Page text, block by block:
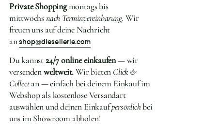
Private Shoppingmontags bis
mittwochsnach Terminvereinbarung. Wir
freuen uns auf deine Nachricht
anshop@diesellerie.com
Du kannst24/7 online einkaufen— wir
versendenweltweit.Wir bieten Click &
Collectan — einfach bei deinem Einkauf im
Webshop als kostenlose Versandart
auswählen und deinen Einkaufpersönlichbei
uns im Showroom abholen!